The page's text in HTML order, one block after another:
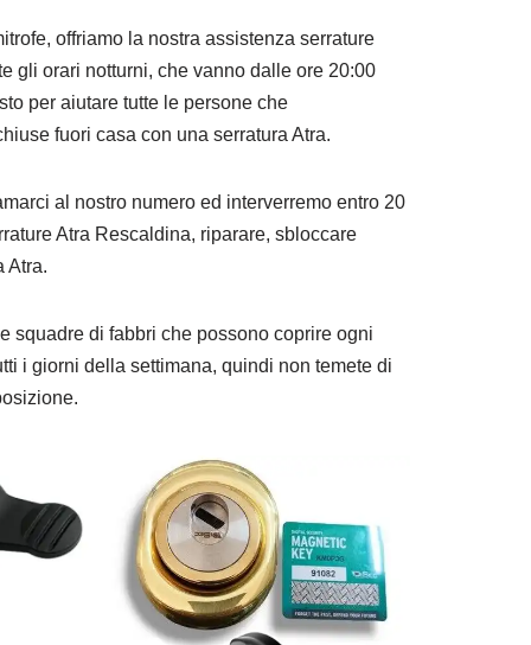
offriamo la nostra assistenza serrature
gli orari notturni, che vanno dalle ore 20:00
per aiutare tutte le persone che
fuori casa con una serratura Atra.
al nostro numero ed interverremo entro 20
Atra Rescaldina, riparare, sbloccare
Atra.
squadre di fabbri che possono coprire ogni
i giorni della settimana, quindi non temete di